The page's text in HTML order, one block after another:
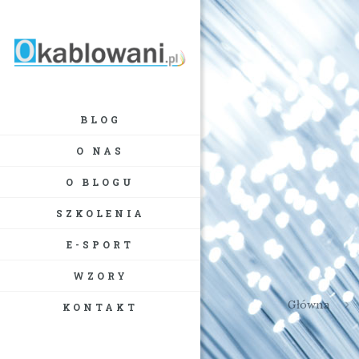
BLOG
O NAS
O BLOGU
SZKOLENIA
E-SPORT
WZORY
KONTAKT Główna